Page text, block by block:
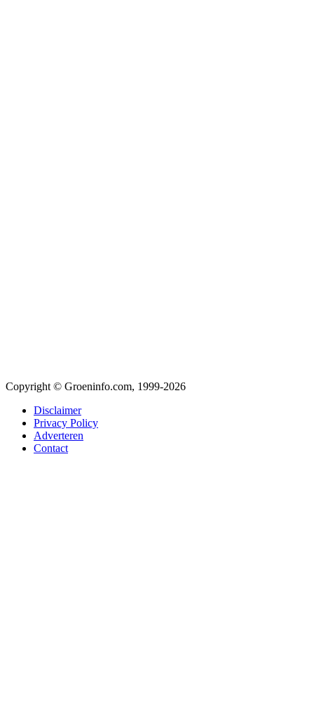
Copyright © Groeninfo.com, 1999-2026
Disclaimer
Privacy Policy
Adverteren
Contact